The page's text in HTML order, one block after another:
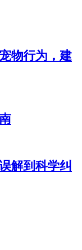
物行为，建
解到科学纠